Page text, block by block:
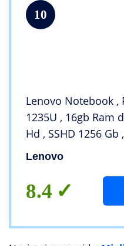
10
Lenovo Notebook
1235U , 16gb Ram
Hd , SSHD 1256
Pro | Office Pro ,
Lenovo
8.4